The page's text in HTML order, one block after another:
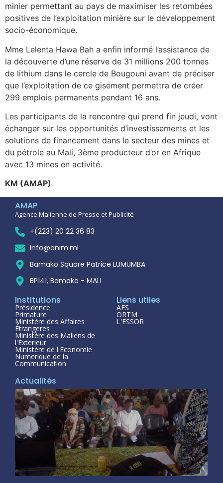
minier permettant au pays de maximiser les retombées
positives de l’exploitation minière sur le développement
socio-économique.
Mme Lelenta Hawa Bah a enfin informé l’assistance de
la découverte d’une réserve de 31 millions 200 tonnes
de lithium dans le cercle de Bougouni avant de préciser
que l’exploitation de ce gisement permettra de créer
299 emplois permanents pendant 16 ans.
Les participants de la rencontre qui prend fin jeudi, vont
échanger sur les opportunités d’investissements et les
solutions de financement dans le secteur des mines et
du pétrole au Mali, 3ème producteur d’or en Afrique
avec 13 mines en activité.
KM (AMAP)
AMAP
Agence Malienne de Presse et Publicité
+(223) 20 22 36 83
info@anim.ml
Bamako Square Patrice LUMUMBA
BP141, Bamako - MALI
Institutions
Présidence
Primature
Ministère des Affaires
Étrangeres
Ministère des Maliens de
l'Exterieur
Ministère de l'Economie
Numerique de la
Communication
Liens utiles
AES
ORTM
L'ESSOR
Actualités